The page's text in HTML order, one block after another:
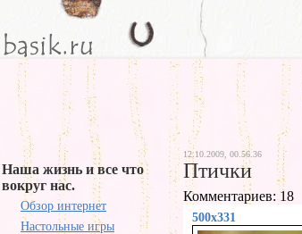
Наша жизнь и все что
вокруг нас.
Обзор интернет
Настольные игры
12.10.2009, 00.56.36
Птички
Комментариев: 18
500x331